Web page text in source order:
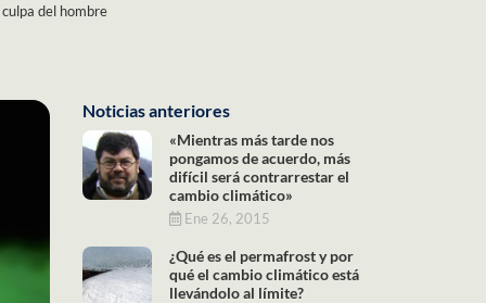
del hombre
Noticias anteriores
«Mientras más tarde nos
pongamos de acuerdo, más
difícil será contrarrestar el
cambio climático»
Ene 26, 2015
¿Qué es el permafrost y por
qué el cambio climático está
llevándolo al límite?